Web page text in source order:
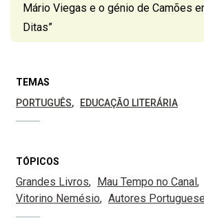
Mário Viegas e o génio de Camões
Ditas”
TEMAS
PORTUGUÊS
EDUCAÇÃO LITERÁRIA
TÓPICOS
Grandes Livros
Mau Tempo no Canal
Vitorino Nemésio
Autores